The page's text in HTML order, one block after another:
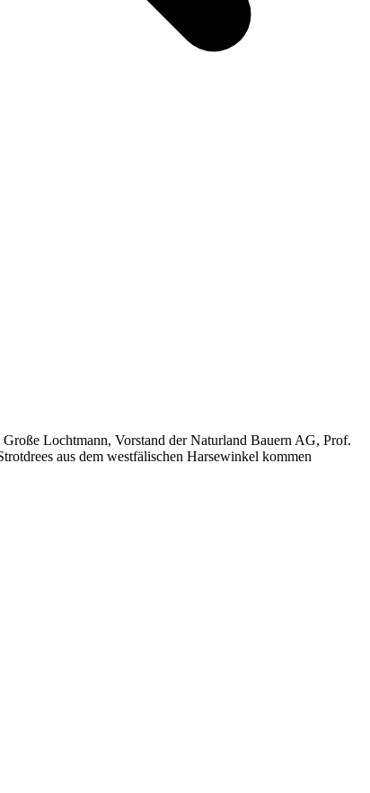
Lochtmann, Vorstand der Naturland Bauern AG, Prof.
aus dem westfälischen Harsewinkel kommen